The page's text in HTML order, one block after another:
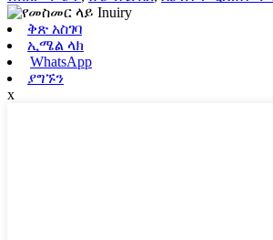
ቅጽ አስገባ
ኢሜል ላክ
WhatsApp
ያግኙን
x